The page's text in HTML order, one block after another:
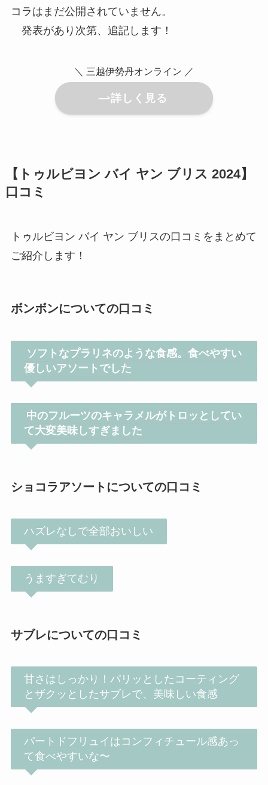
コラはまだ公開されていません。
発表があり次第、追記します！
＼ 三越伊勢丹オンライン ／
詳しく見る
【トゥルビヨン バイ ヤン ブリス 2024】
口コミ
トゥルビヨン バイ ヤン ブリスの口コミをまとめて
ご紹介します！
ボンボンについての口コミ
ソフトなプラリネのような食感。食べやすい
優しいアソートでした
中のフルーツのキャラメルがトロッとしてい
て大変美味しすぎました
ショコラアソートについての口コミ
ハズレなしで全部おいしい
うますぎてむり
サブレについての口コミ
甘さはしっかり！パリッとしたコーティング
とザクッとしたサブレで、美味しい食感
パートドフリュイはコンフィチュール感あっ
て食べやすいな〜